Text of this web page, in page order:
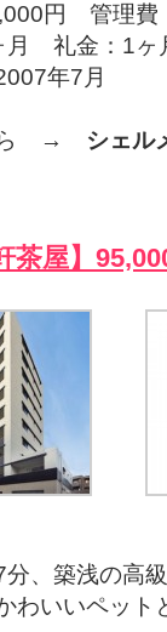
円 管理費
月 礼金：1ヶ
年7月
ら → シェル
茶屋】
、築浅の高
わいいペット